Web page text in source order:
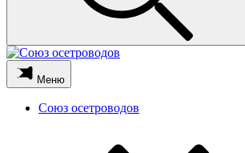
Меню
Союз осетроводов